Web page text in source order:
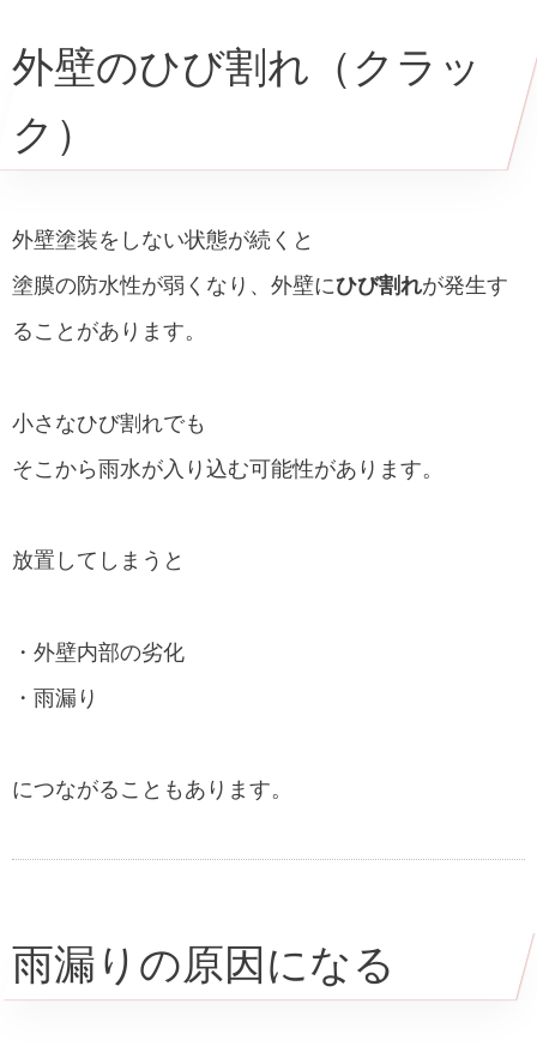
外壁のひび割れ（クラッ
ク）
外壁塗装をしない状態が続くと
塗膜の防水性が弱くなり、外壁にひび割れが発生す
ることがあります。
小さなひび割れでも
そこから雨水が入り込む可能性があります。
放置してしまうと
・外壁内部の劣化
・雨漏り
につながることもあります。
雨漏りの原因になる